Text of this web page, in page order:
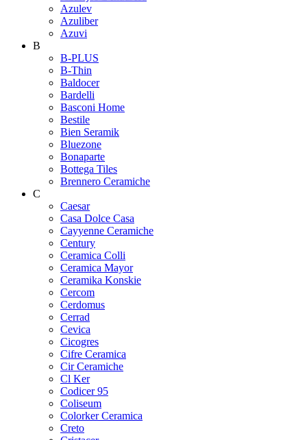
Azulev
Azuliber
Azuvi
B
B-PLUS
B-Thin
Baldocer
Bardelli
Basconi Home
Bestile
Bien Seramik
Bluezone
Bonaparte
Bottega Tiles
Brennero Ceramiche
C
Caesar
Casa Dolce Casa
Cayyenne Ceramiche
Century
Ceramica Colli
Ceramica Mayor
Ceramika Konskie
Cercom
Cerdomus
Cerrad
Cevica
Cicogres
Cifre Ceramica
Cir Ceramiche
Cl Ker
Codicer 95
Coliseum
Colorker Ceramica
Creto